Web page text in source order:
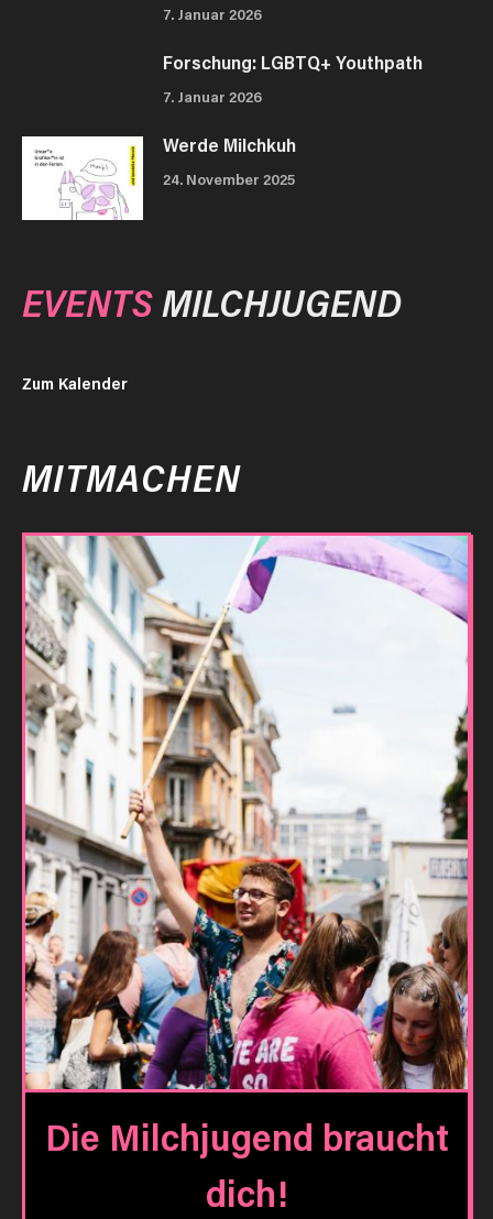
7. Januar 2026
Forschung: LGBTQ+ Youthpath
7. Januar 2026
Werde Milchkuh
24. November 2025
EVENTSMILCHJUGEND
Zum Kalender
MITMACHEN
Die Milchjugend braucht
dich!